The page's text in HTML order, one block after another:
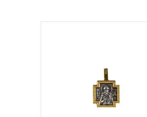
ДЛЯ ЦЕРКВИ
СУВЕНИРЫ ДЛЯ
ПОДНОШЕНИЯ